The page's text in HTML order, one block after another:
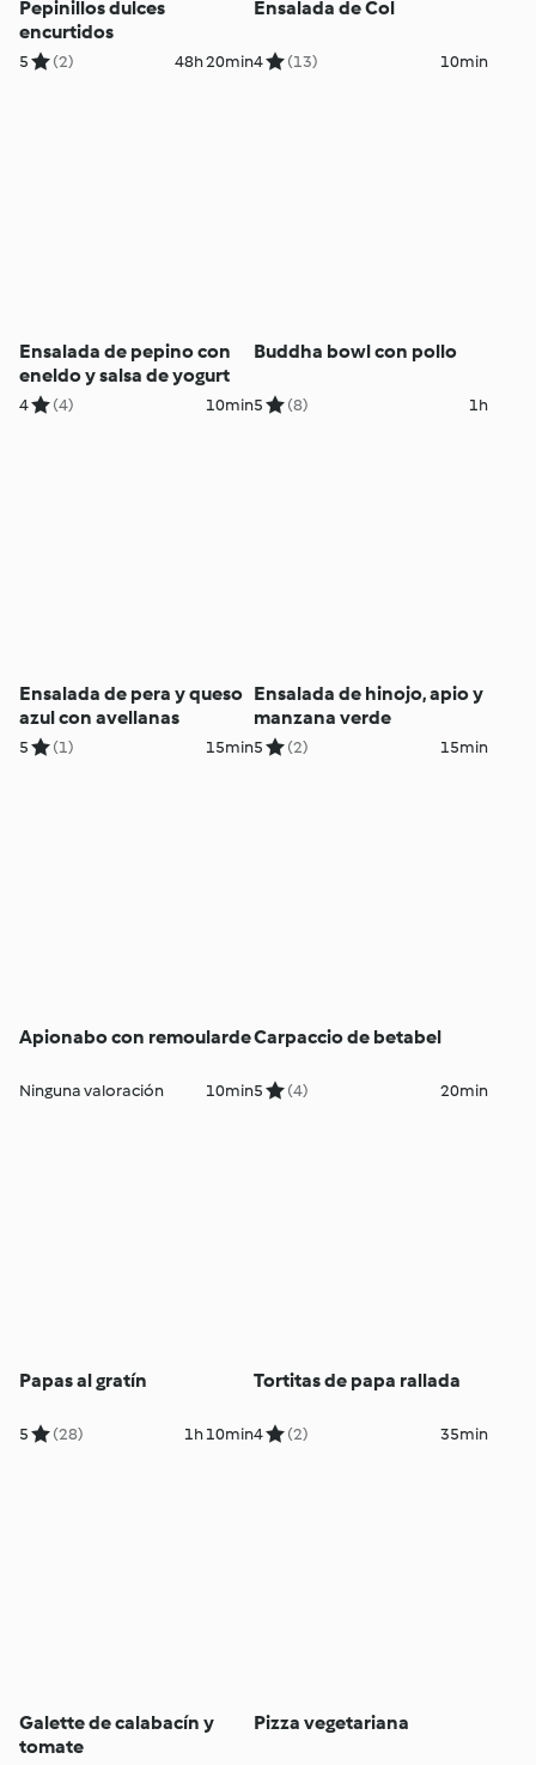
Pepinillos dulces
encurtidos
5 (2) 48h 20min
Ensalada de Col
4 (13) 10min
Ensalada de pepino con
eneldo y salsa de yogurt
4 (4) 10min
Buddha bowl con pollo
5 (8) 1h
Ensalada de pera y queso
azul con avellanas
5 (1) 15min
Ensalada de hinojo, apio y
manzana verde
5 (2) 15min
Apionabo con remoularde
Ninguna valoración 10min
Carpaccio de betabel
5 (4) 20min
Papas al gratín
5 (28) 1h 10min
Tortitas de papa rallada
4 (2) 35min
Galette de calabacín y
tomate
Pizza vegetariana